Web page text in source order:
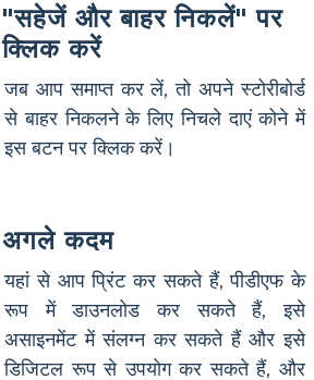
"सहेजें और बाहर निकलें" पर
क्लिक करें
जब आप समाप्त कर लें, तो अपने स्टोरीबोर्ड
से बाहर निकलने के लिए निचले दाएं कोने में
इस बटन पर क्लिक करें।
अगले कदम
यहां से आप प्रिंट कर सकते हैं, पीडीएफ के
रूप में डाउनलोड कर सकते हैं, इसे
असाइनमेंट में संलग्न कर सकते हैं और इसे
डिजिटल रूप से उपयोग कर सकते हैं, और